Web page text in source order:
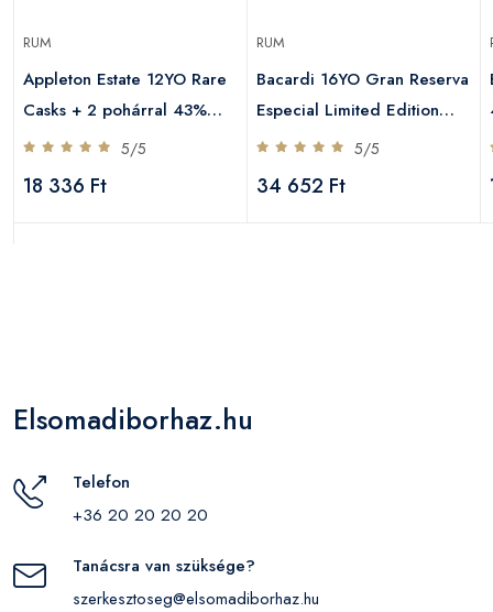
RUM
Appleton Estate 12YO Rare
Casks + 2 pohárral 43%
0,7L
5/5
18 336 Ft
RUM
Bacardi 16YO Gran Reserva
Especial Limited Edition
45% 1,0L
5/5
34 652 Ft
Elsomadiborhaz.hu
Telefon
+36 20 20 20 20
Tanácsra van szüksége?
szerkesztoseg@elsomadiborhaz.hu